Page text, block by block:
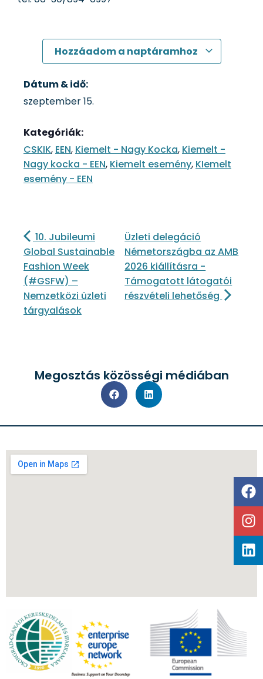
Hozzáadom a naptáramhoz
Dátum & idő:
szeptember 15.
Kategóriák:
CSKIK, EEN, Kiemelt - Nagy Kocka, Kiemelt -
Nagy kocka - EEN, Kiemelt esemény, KIemelt
esemény - EEN
10. Jubileumi
Global Sustainable
Fashion Week
(#GSFW) –
Nemzetközi üzleti
tárgyalások
Üzleti delegáció
Németországba az AMB
2026 kiállításra -
Támogatott látogatói
részvételi lehetőség
Megosztás közösségi médiában